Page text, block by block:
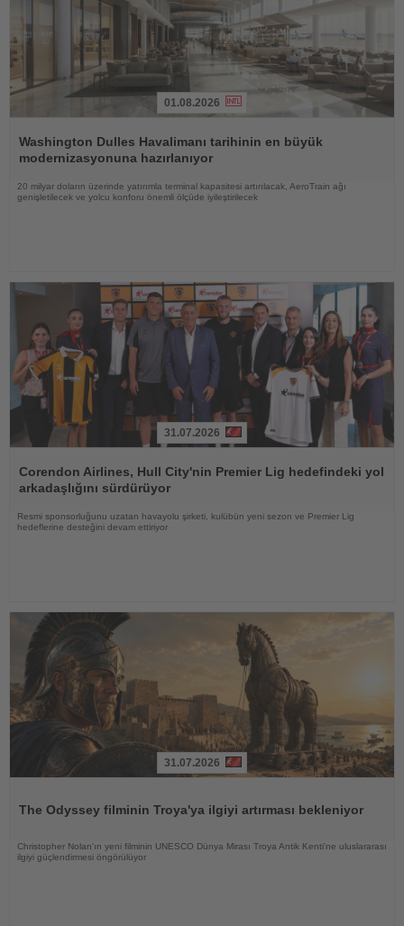
Oku
01.08.2026
Washington Dulles Havalimanı tarihinin en büyük
modernizasyonuna hazırlanıyor
20 milyar doların üzerinde yatırımla terminal kapasitesi artırılacak, AeroTrain ağı
genişletilecek ve yolcu konforu önemli ölçüde iyileştirilecek
Oku
31.07.2026
Corendon Airlines, Hull City'nin Premier Lig hedefindeki yol
arkadaşlığını sürdürüyor
Resmi sponsorluğunu uzatan havayolu şirketi, kulübün yeni sezon ve Premier Lig
hedeflerine desteğini devam ettiriyor
31.07.2026
The Odyssey filminin Troya'ya ilgiyi artırması bekleniyor
Christopher Nolan'ın yeni filminin UNESCO Dünya Mirası Troya Antik Kenti'ne uluslararası
ilgiyi güçlendirmesi öngörülüyor